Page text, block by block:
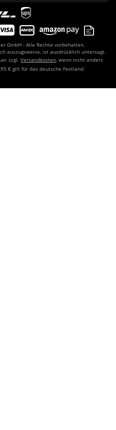
GmbH - Alle Rechte vorbehalten.
auszugsweise, ist ausdrücklich untersagt.
zzgl. Versandkosten, wenn nicht anders
€ gilt für das deutsche Festland.